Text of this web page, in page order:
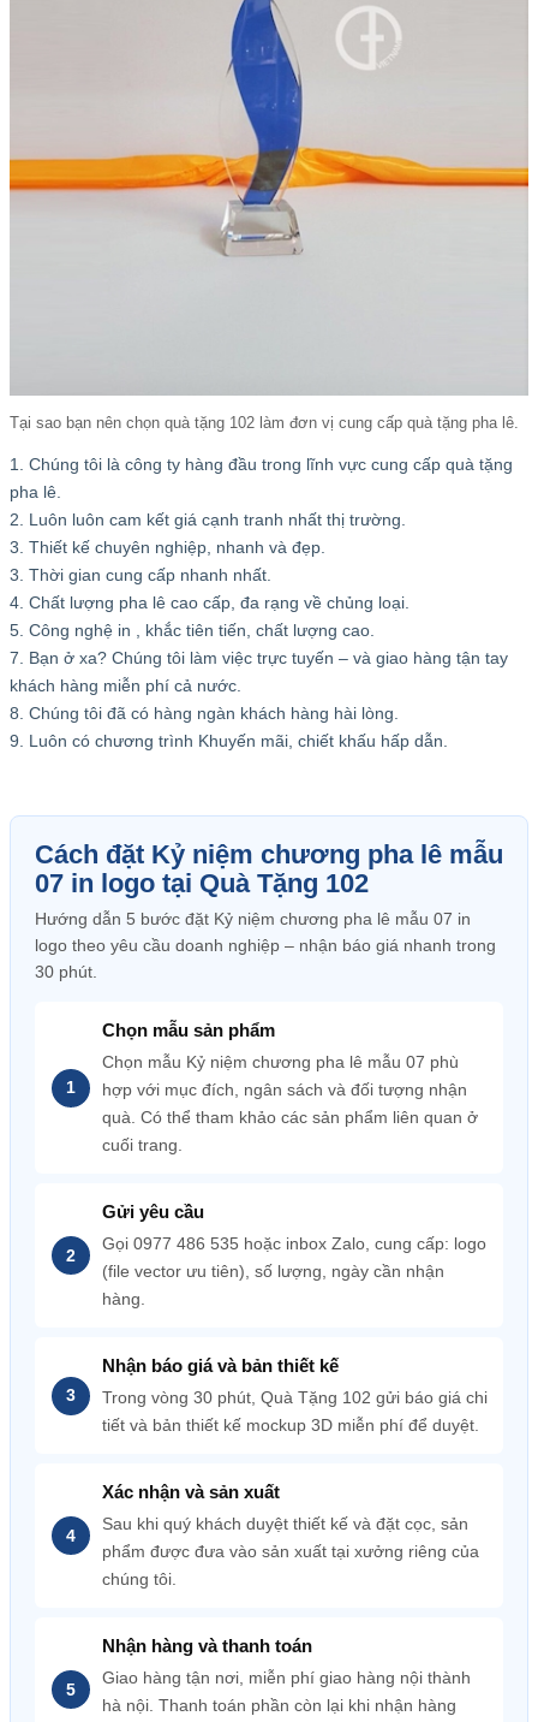
Tại sao bạn nên chọn quà tặng 102 làm đơn vị cung cấp quà tặng pha lê.
1. Chúng tôi là công ty hàng đầu trong lĩnh vực cung cấp quà tặng
pha lê.
2. Luôn luôn cam kết giá cạnh tranh nhất thị trường.
3. Thiết kế chuyên nghiệp, nhanh và đẹp.
3. Thời gian cung cấp nhanh nhất.
4. Chất lượng pha lê cao cấp, đa rạng về chủng loại.
5. Công nghệ in , khắc tiên tiến, chất lượng cao.
7. Bạn ở xa? Chúng tôi làm việc trực tuyến – và giao hàng tận tay
khách hàng miễn phí cả nước.
8. Chúng tôi đã có hàng ngàn khách hàng hài lòng.
9. Luôn có chương trình Khuyến mãi, chiết khấu hấp dẫn.
Cách đặt Kỷ niệm chương pha lê mẫu
07 in logo tại Quà Tặng 102
Hướng dẫn 5 bước đặt Kỷ niệm chương pha lê mẫu 07 in
logo theo yêu cầu doanh nghiệp – nhận báo giá nhanh trong
30 phút.
Chọn mẫu sản phẩm
Chọn mẫu Kỷ niệm chương pha lê mẫu 07 phù
hợp với mục đích, ngân sách và đối tượng nhận
quà. Có thể tham khảo các sản phẩm liên quan ở
cuối trang.
Gửi yêu cầu
Gọi 0977 486 535 hoặc inbox Zalo, cung cấp: logo
(file vector ưu tiên), số lượng, ngày cần nhận
hàng.
Nhận báo giá và bản thiết kế
Trong vòng 30 phút, Quà Tặng 102 gửi báo giá chi
tiết và bản thiết kế mockup 3D miễn phí để duyệt.
Xác nhận và sản xuất
Sau khi quý khách duyệt thiết kế và đặt cọc, sản
phẩm được đưa vào sản xuất tại xưởng riêng của
chúng tôi.
Nhận hàng và thanh toán
Giao hàng tận nơi, miễn phí giao hàng nội thành
hà nội. Thanh toán phần còn lại khi nhận hàng